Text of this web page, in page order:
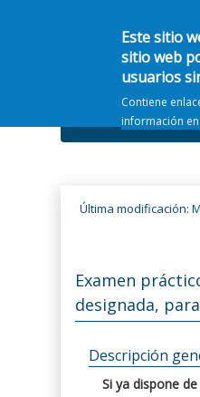
Este sitio
sitio web
usuarios
Contiene
información en
Última modificación:
Examen
designada,
Descripción
Si ya dispone